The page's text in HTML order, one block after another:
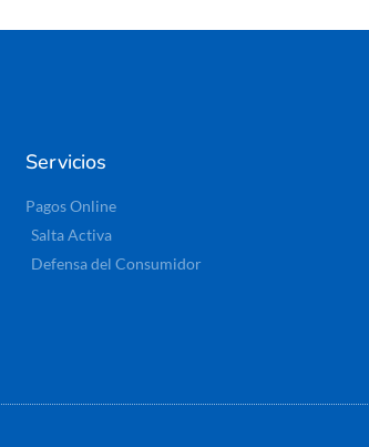
Servicios
Pagos Online
Salta Activa
Defensa del Consumidor